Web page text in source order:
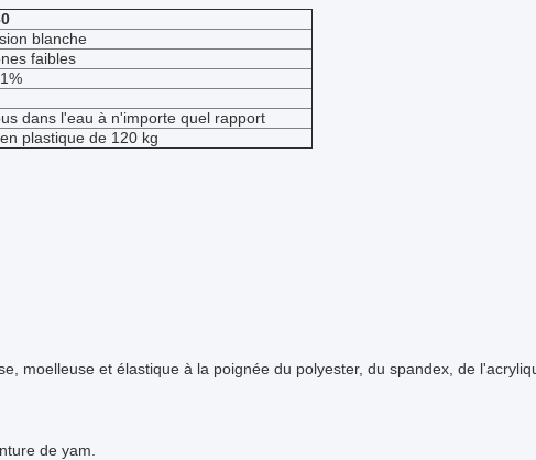
blanche
faibles
dans l'eau à n'importe quel rapport
plastique de 120 kg
moelleuse et élastique à la poignée du polyester, du spandex, de
de yam.